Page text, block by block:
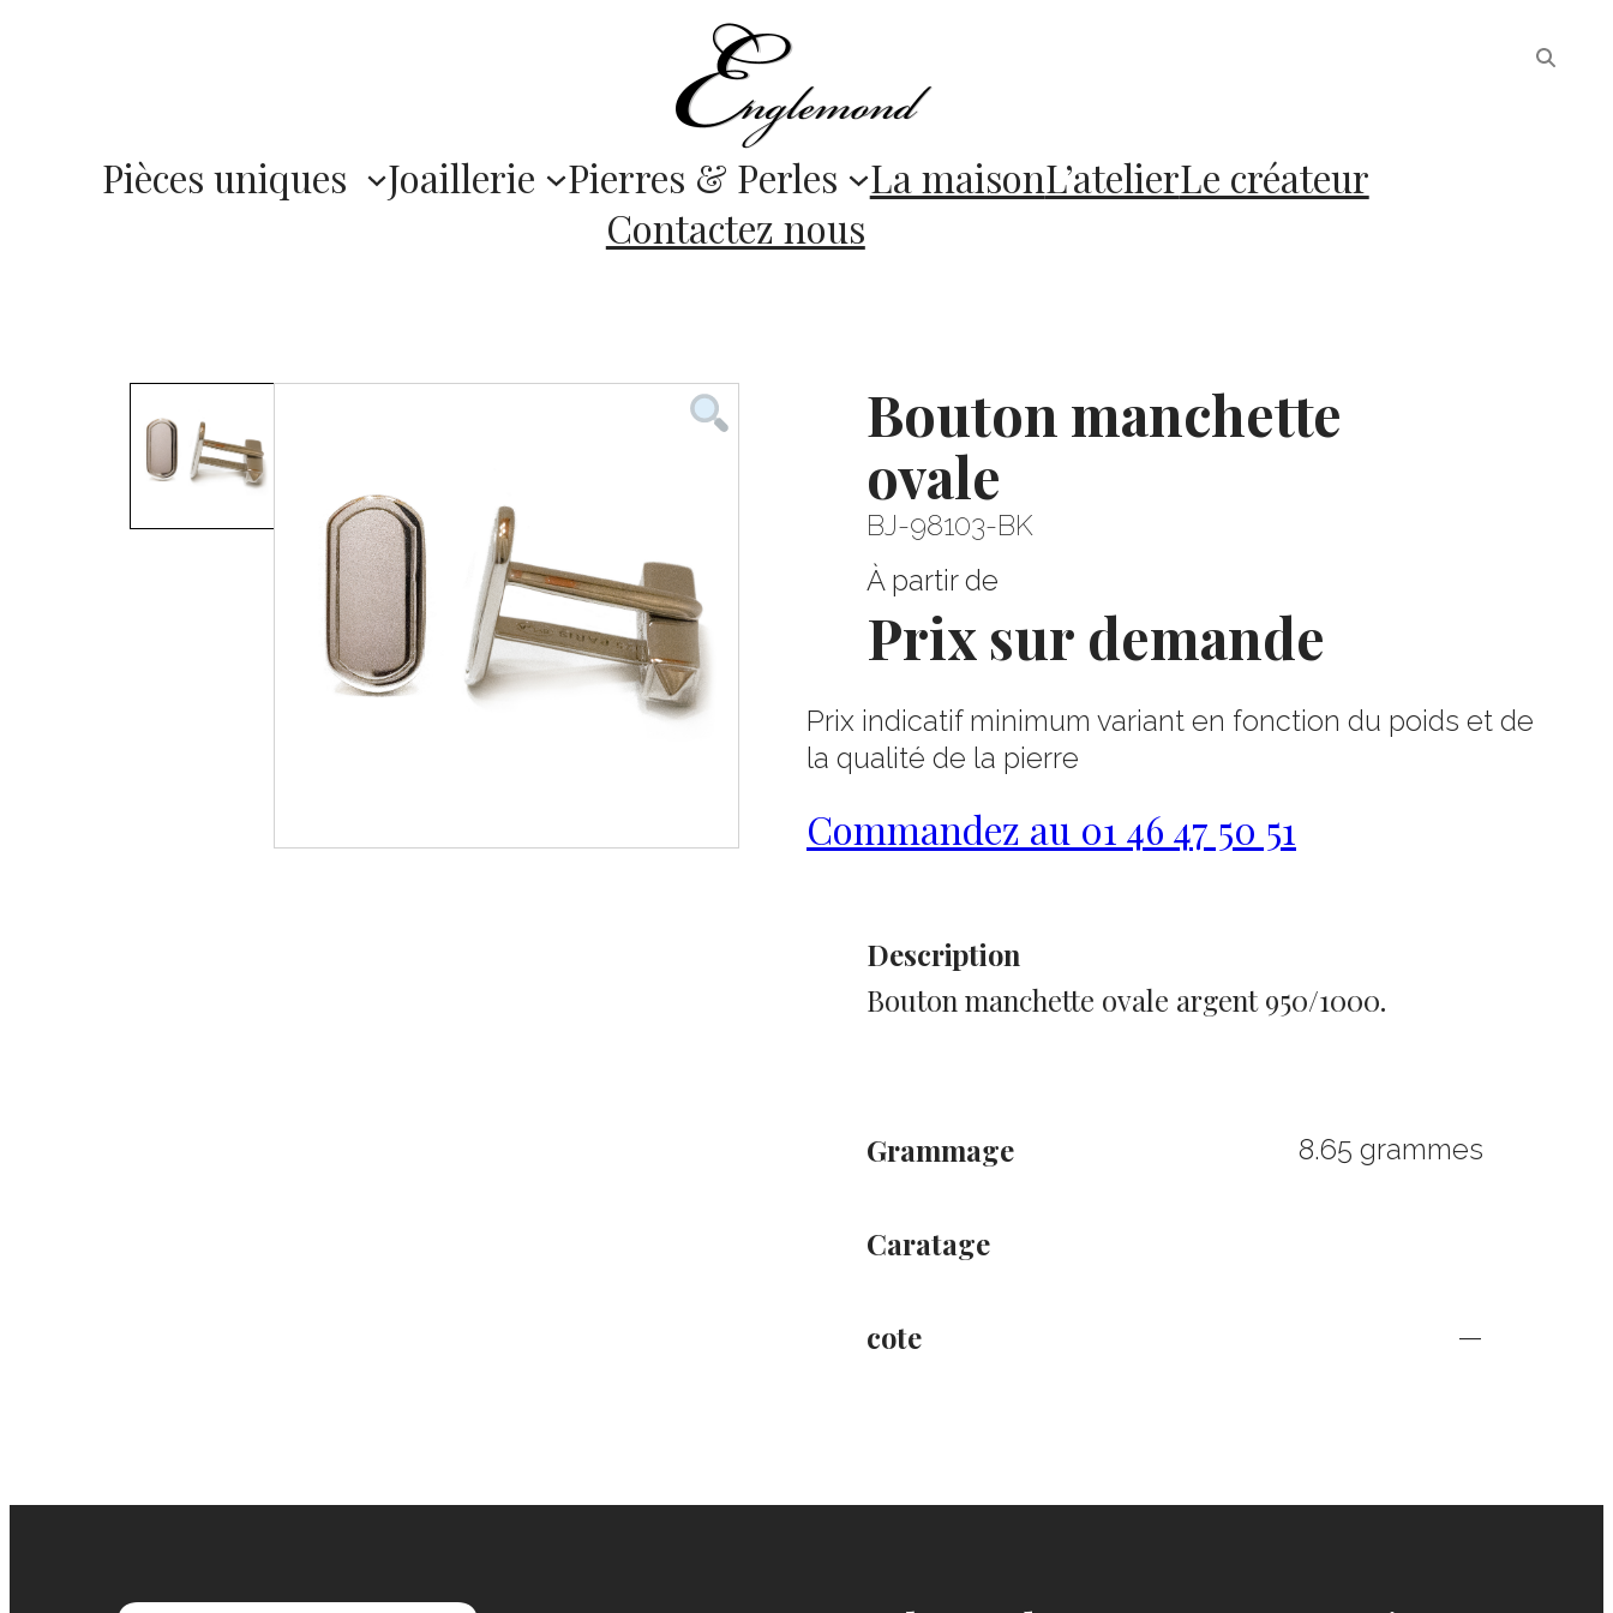
Pièces uniques Joaillerie Pierres & Perles La maisonL’atelierLe créateur
Contactez nous
Bouton manchette
ovale
BJ-98103-BK
À partir de
Prix sur demande
Prix indicatif minimum variant en fonction du poids et de
la qualité de la pierre
Commandez au 01 46 47 50 51
Description
Bouton manchette ovale argent 950/1000.
Grammage 8.65 grammes
Caratage
cote —